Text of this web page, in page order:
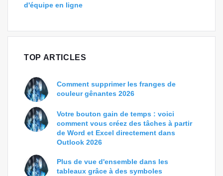
d'équipe en ligne
TOP ARTICLES
Comment supprimer les franges de
couleur gênantes 2026
Votre bouton gain de temps : voici
comment vous créez des tâches à partir
de Word et Excel directement dans
Outlook 2026
Plus de vue d'ensemble dans les
tableaux grâce à des symboles